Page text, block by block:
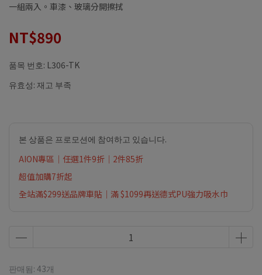
一組兩入。車漆、玻璃分開擦拭
NT$890
품목 번호: L306-TK
유효성: 재고 부족
본 상품은 프로모션에 참여하고 있습니다.
AION專區｜任選1件9折｜2件85折
超值加購7折起
全站滿$299送品牌車貼｜滿 $1099再送德式PU強力吸水巾
판매됨: 43개